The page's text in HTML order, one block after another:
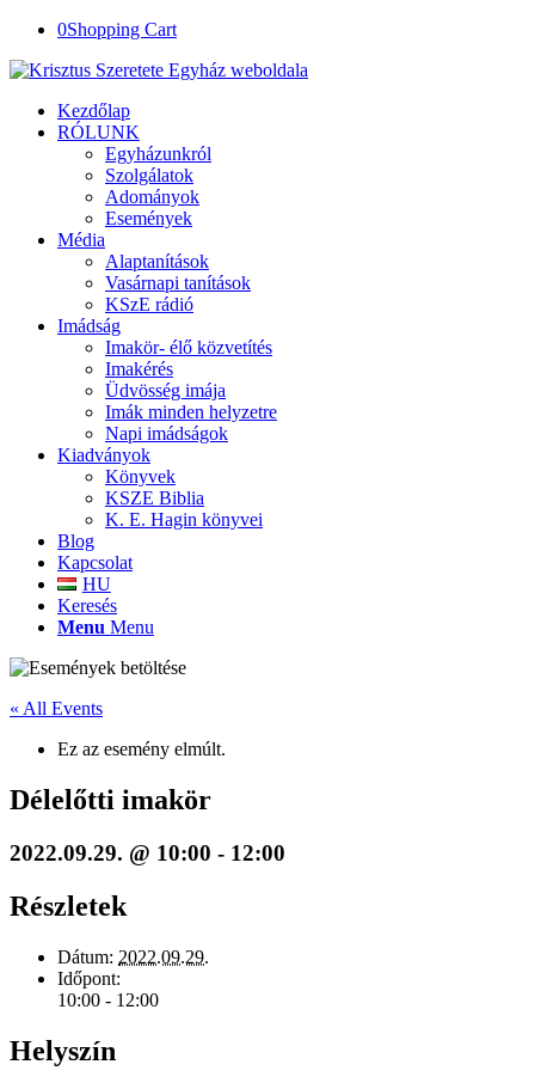
0Shopping Cart
Kezdőlap
RÓLUNK
Egyházunkról
Szolgálatok
Adományok
Események
Média
Alaptanítások
Vasárnapi tanítások
KSzE rádió
Imádság
Imakör- élő közvetítés
Imakérés
Üdvösség imája
Imák minden helyzetre
Napi imádságok
Kiadványok
Könyvek
KSZE Biblia
K. E. Hagin könyvei
Blog
Kapcsolat
HU
Keresés
Menu Menu
« All Events
Ez az esemény elmúlt.
Délelőtti imakör
2022.09.29. @ 10:00 - 12:00
Részletek
Dátum: 2022.09.29.
Időpont:
10:00 - 12:00
Helyszín